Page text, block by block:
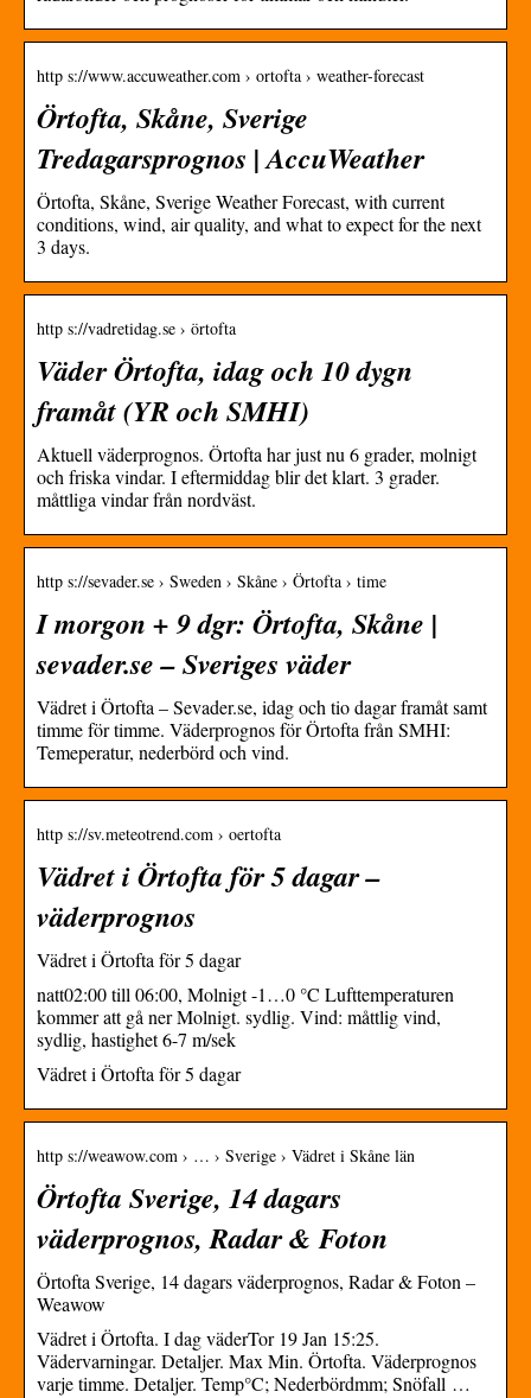
http s://www.accuweather.com › ortofta › weather-forecast
Örtofta, Skåne, Sverige
Tredagarsprognos | AccuWeather
Örtofta, Skåne, Sverige Weather Forecast, with current
conditions, wind, air quality, and what to expect for the next
3 days.
http s://vadretidag.se › örtofta
Väder Örtofta, idag och 10 dygn
framåt (YR och SMHI)
Aktuell väderprognos. Örtofta har just nu 6 grader, molnigt
och friska vindar. I eftermiddag blir det klart. 3 grader.
måttliga vindar från nordväst.
http s://sevader.se › Sweden › Skåne › Örtofta › time
I morgon + 9 dgr: Örtofta, Skåne |
sevader.se – Sveriges väder
Vädret i Örtofta – Sevader.se, idag och tio dagar framåt samt
timme för timme. Väderprognos för Örtofta från SMHI:
Temeperatur, nederbörd och vind.
http s://sv.meteotrend.com › oertofta
Vädret i Örtofta för 5 dagar –
väderprognos
Vädret i Örtofta för 5 dagar
natt02:00 till 06:00, Molnigt -1…0 °C Lufttemperaturen
kommer att gå ner Molnigt. sydlig. Vind: måttlig vind,
sydlig, hastighet 6-7 m/sek
Vädret i Örtofta för 5 dagar
http s://weawow.com › … › Sverige › Vädret i Skåne län
Örtofta Sverige, 14 dagars
väderprognos, Radar & Foton
Örtofta Sverige, 14 dagars väderprognos, Radar & Foton –
Weawow
Vädret i Örtofta. I dag väderTor 19 Jan 15:25.
Vädervarningar. Detaljer. Max Min. Örtofta. Väderprognos
varje timme. Detaljer. Temp°C; Nederbördmm; Snöfall …